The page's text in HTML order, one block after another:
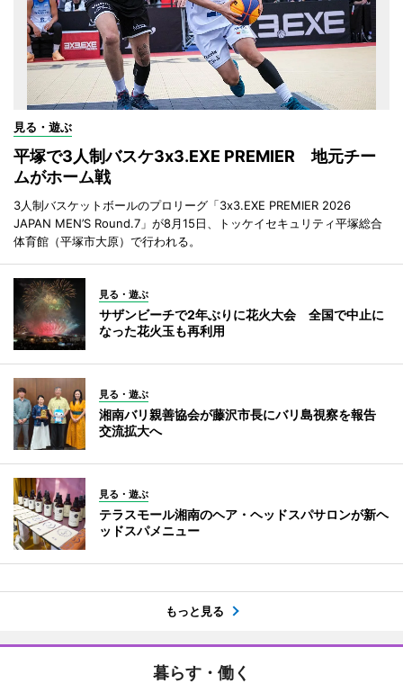
見る・遊ぶ
平塚で3人制バスケ3x3.EXE PREMIER 地元チー
ムがホーム戦
3人制バスケットボールのプロリーグ「3x3.EXE PREMIER 2026
JAPAN MEN’S Round.7」が8月15日、トッケイセキュリティ平塚総合
体育館（平塚市大原）で行われる。
見る・遊ぶ
サザンビーチで2年ぶりに花火大会 全国で中止に
なった花火玉も再利用
見る・遊ぶ
湘南バリ親善協会が藤沢市長にバリ島視察を報告
交流拡大へ
見る・遊ぶ
テラスモール湘南のヘア・ヘッドスパサロンが新ヘ
ッドスパメニュー
もっと見る
暮らす・働く